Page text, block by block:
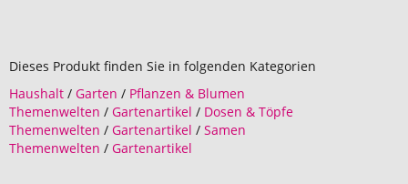
Dieses Produkt finden Sie in folgenden Kategorien
Haushalt / Garten / Pflanzen & Blumen
Themenwelten / Gartenartikel / Dosen & Töpfe
Themenwelten / Gartenartikel / Samen
Themenwelten / Gartenartikel